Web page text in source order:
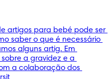
artigos para bebé pode ser
saber o que é necessário
alguns artig. Em
a gravidez e a
a colaboração dos